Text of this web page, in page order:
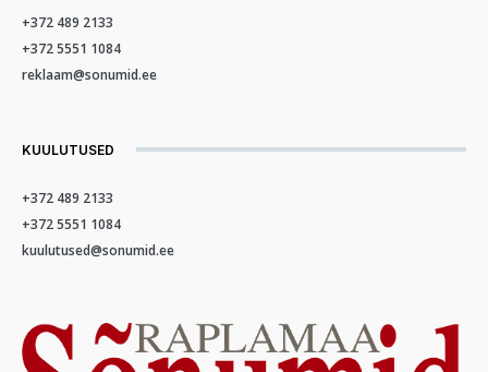
+372 489 2133
+372 5551 1084
reklaam@sonumid.ee
KUULUTUSED
+372 489 2133
+372 5551 1084
kuulutused@sonumid.ee